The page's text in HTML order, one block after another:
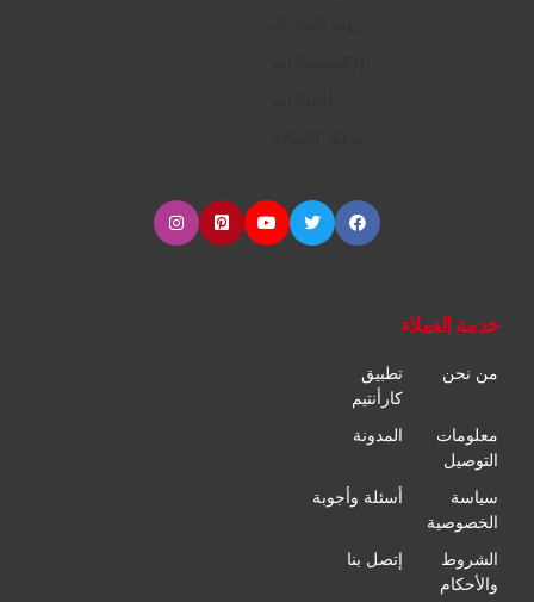
خدمة العملاء
من نحن
تطبيق
كارأنتيم
معلومات
التوصيل
المدونة
سياسة
الخصوصية
أسئلة وأجوبة
الشروط
والأحكام
إتصل بنا